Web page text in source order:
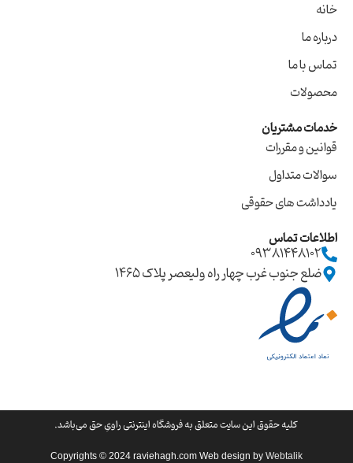
خانه
درباره ما
تماس با ما
محصولات
خدمات مشتریان
قوانین و مقررات
سوالات متداول
یادداشت های حقوقی
اطلاعات تماس
09381448102
ضلع جنوب غرب چهار راه ولیعصر پلاک ۱۴۶۵
کليه حقوق اين سايت متعلق به فروشگاه اینترنتی راویِ حق می‌باشد.
Copyrights © 2024 raviehagh.com Web design by Webtalik